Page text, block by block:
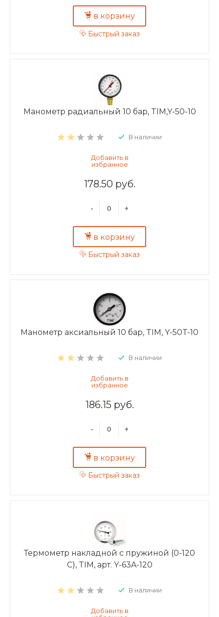
в корзину
Быстрый заказ
Манометр радиальный 10 бар, TIM,Y-50-10
В наличии
178.50 руб.
- +
в корзину
Быстрый заказ
Манометр аксиальный 10 бар, TIM, Y-50T-10
В наличии
186.15 руб.
- +
в корзину
Быстрый заказ
Термометр накладной с пружиной (0-120
С), TIM, арт. Y-63A-120
В наличии